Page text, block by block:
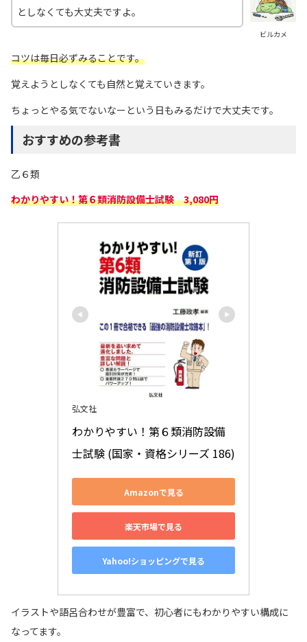
ビルカメ
としなくても大丈夫ですよ。
コツは毎日必ずみることです。
覚えようとしなくても自然と覚えていきます。
ちょっとやる気でないなーという日もみるだけで大丈夫です。
おすすめの参考書
乙６類
わかりやすい！第６類消防設備士試験 3,080円
弘文社
わかりやすい！第６類消防設備
士試験 (国家・資格シリーズ 186)
Amazonで見る
楽天市場で見る
Yahoo!ショッピングで見る
イラストや語呂合わせが豊富で、初心者にもわかりやすい構成に
なってます。